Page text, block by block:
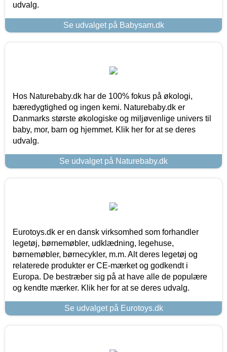
udvalg.
Se udvalget på Babysam.dk
Hos Naturebaby.dk har de 100% fokus på økologi,
bæredygtighed og ingen kemi. Naturebaby.dk er
Danmarks største økologiske og miljøvenlige univers til
baby, mor, barn og hjemmet. Klik her for at se deres
udvalg.
Se udvalget på Naturebaby.dk
Eurotoys.dk er en dansk virksomhed som forhandler
legetøj, børnemøbler, udklædning, legehuse,
børnemøbler, børnecykler, m.m. Alt deres legetøj og
relaterede produkter er CE-mærket og godkendt i
Europa. De bestræber sig på at have alle de populære
og kendte mærker. Klik her for at se deres udvalg.
Se udvalget på Eurotoys.dk